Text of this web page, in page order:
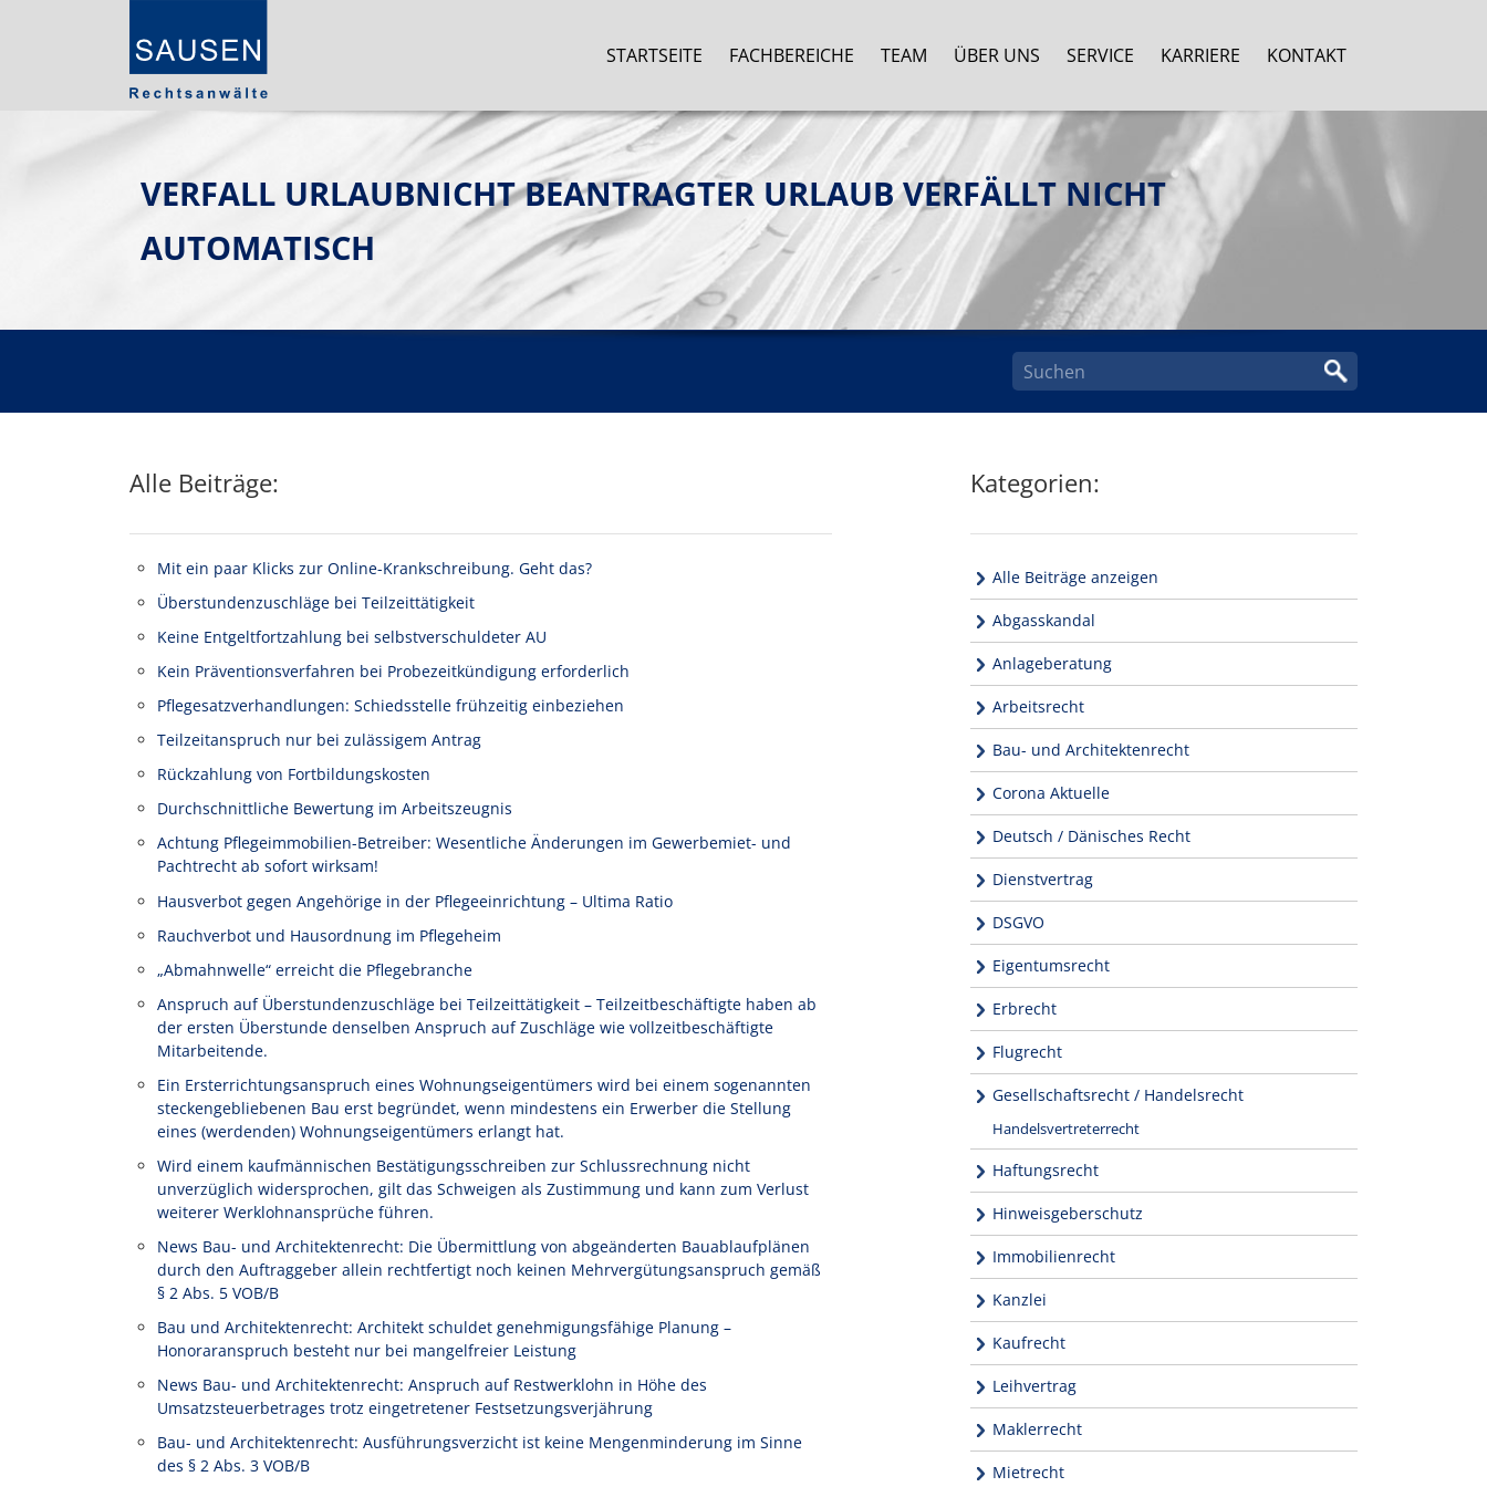
STARTSEITE FACHBEREICHE TEAM ÜBER UNS SERVICE KARRIERE KONTAKT
VERFALL URLAUBNICHT BEANTRAGTER URLAUB VERFÄLLT NICHT
AUTOMATISCH
Alle Beiträge:
Mit ein paar Klicks zur Online-Krankschreibung. Geht das?
Überstundenzuschläge bei Teilzeittätigkeit
Keine Entgeltfortzahlung bei selbstverschuldeter AU
Kein Präventionsverfahren bei Probezeitkündigung erforderlich
Pflegesatzverhandlungen: Schiedsstelle frühzeitig einbeziehen
Teilzeitanspruch nur bei zulässigem Antrag
Rückzahlung von Fortbildungskosten
Durchschnittliche Bewertung im Arbeitszeugnis
Achtung Pflegeimmobilien-Betreiber: Wesentliche Änderungen im Gewerbemiet- und
Pachtrecht ab sofort wirksam!
Hausverbot gegen Angehörige in der Pflegeeinrichtung – Ultima Ratio
Rauchverbot und Hausordnung im Pflegeheim
„Abmahnwelle“ erreicht die Pflegebranche
Anspruch auf Überstundenzuschläge bei Teilzeittätigkeit – Teilzeitbeschäftigte haben ab
der ersten Überstunde denselben Anspruch auf Zuschläge wie vollzeitbeschäftigte
Mitarbeitende.
Ein Ersterrichtungsanspruch eines Wohnungseigentümers wird bei einem sogenannten
steckengebliebenen Bau erst begründet, wenn mindestens ein Erwerber die Stellung
eines (werdenden) Wohnungseigentümers erlangt hat.
Wird einem kaufmännischen Bestätigungsschreiben zur Schlussrechnung nicht
unverzüglich widersprochen, gilt das Schweigen als Zustimmung und kann zum Verlust
weiterer Werklohnansprüche führen.
News Bau- und Architektenrecht: Die Übermittlung von abgeänderten Bauablaufplänen
durch den Auftraggeber allein rechtfertigt noch keinen Mehrvergütungsanspruch gemäß
§ 2 Abs. 5 VOB/B
Bau und Architektenrecht: Architekt schuldet genehmigungsfähige Planung –
Honoraranspruch besteht nur bei mangelfreier Leistung
News Bau- und Architektenrecht: Anspruch auf Restwerklohn in Höhe des
Umsatzsteuerbetrages trotz eingetretener Festsetzungsverjährung
Bau- und Architektenrecht: Ausführungsverzicht ist keine Mengenminderung im Sinne
des § 2 Abs. 3 VOB/B
Kategorien:
Alle Beiträge anzeigen
Abgasskandal
Anlageberatung
Arbeitsrecht
Bau- und Architektenrecht
Corona Aktuelle
Deutsch / Dänisches Recht
Dienstvertrag
DSGVO
Eigentumsrecht
Erbrecht
Flugrecht
Gesellschaftsrecht / Handelsrecht
Handelsvertreterrecht
Haftungsrecht
Hinweisgeberschutz
Immobilienrecht
Kanzlei
Kaufrecht
Leihvertrag
Maklerrecht
Mietrecht